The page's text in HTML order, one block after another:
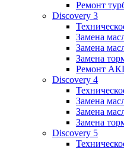
Ремонт
Discovery 3
Замена
Замена
Замена
Ремонт
Discovery 4
Замена
Замена
Замена
Discovery 5